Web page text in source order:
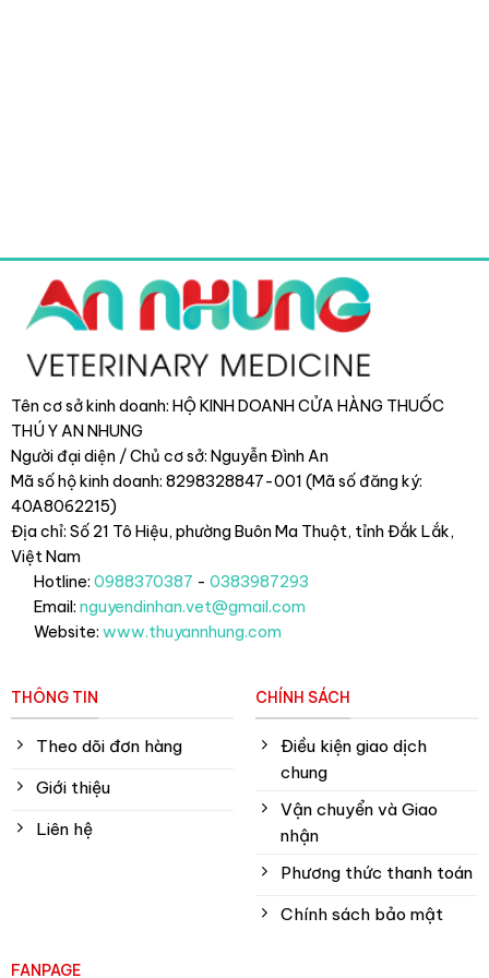
Tên cơ sở kinh doanh: HỘ KINH DOANH CỬA HÀNG THUỐC
THÚ Y AN NHUNG
Người đại diện / Chủ cơ sở: Nguyễn Đình An
Mã số hộ kinh doanh: 8298328847-001 (Mã số đăng ký:
40A8062215)
Địa chỉ: Số 21 Tô Hiệu, phường Buôn Ma Thuột, tỉnh Đắk Lắk,
Việt Nam
Hotline: 0988370387 - 0383987293
Email: nguyendinhan.vet@gmail.com
Website: www.thuyannhung.com
THÔNG TIN
Theo dõi đơn hàng
Giới thiệu
Liên hệ
CHÍNH SÁCH
Điều kiện giao dịch
chung
Vận chuyển và Giao
nhận
Phương thức thanh toán
Chính sách bảo mật
FANPAGE